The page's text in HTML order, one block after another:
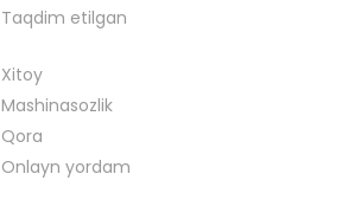
Taqdim etilgan
Xitoy
Mashinasozlik
Qora
Onlayn yordam